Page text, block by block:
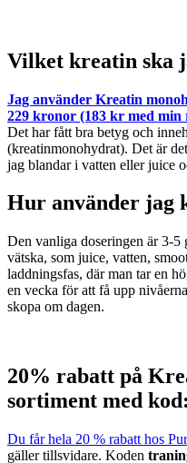
Vilket kreatin ska
Jag använder Kreatin
229 kronor (183 kr med min
Det har fått bra betyg och
(kreatinmonohydrat). Det är
jag blandar i vatten eller juice
Hur använder jag
Den vanliga doseringen är 3-5
vätska, som juice, vatten,
laddningsfas, där man tar en
en vecka för att få upp
skopa om dagen.
20% rabatt på
sortiment med
Du får hela 20 % rabatt hos
gäller tillsvidare. Koden